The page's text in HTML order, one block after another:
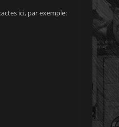
ici, par exemple: